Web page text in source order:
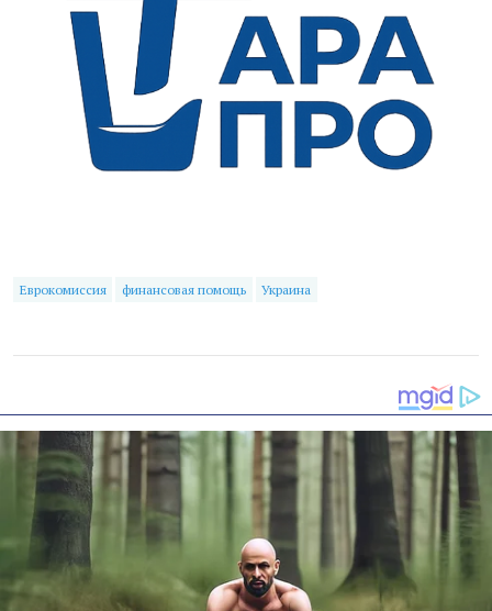
Еврокомиссия финансовая помощь Украина